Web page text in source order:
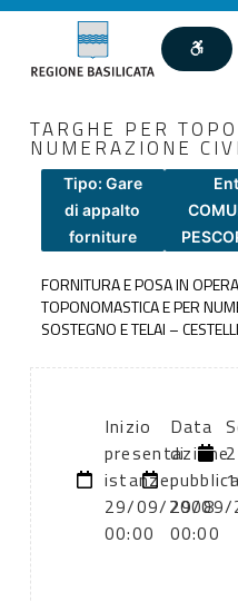
TARGHE PER
NUMERAZIONE
Tipo: Gare
di appalto
forniture
FORNITURA E POSA IN
TOPONOMASTICA E PER
SOSTEGNO E TELAI – CESTELLI
Inizio
presentazione
istanze:
29/09/2008
00:00
Data
di
29/09/
00:00